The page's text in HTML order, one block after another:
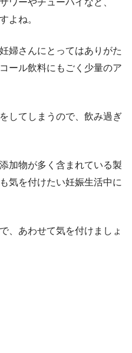
ワーやチューハイなど、
よね。
婦さんにとってはありがた
ール飲料にもごく少量のア
してしまうので、飲み過ぎ
加物が多く含まれている製
気を付けたい妊娠生活中に
、あわせて気を付けましょ